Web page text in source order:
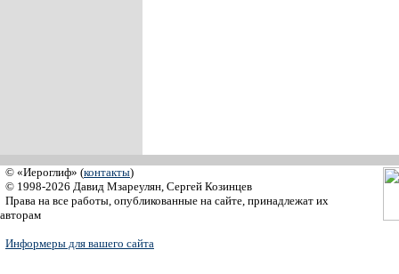
© «Иероглиф» (контакты)
© 1998-2026 Давид Мзареулян, Сергей Козинцев
Права на все работы, опубликованные на сайте, принадлежат их
авторам
Информеры для вашего сайта